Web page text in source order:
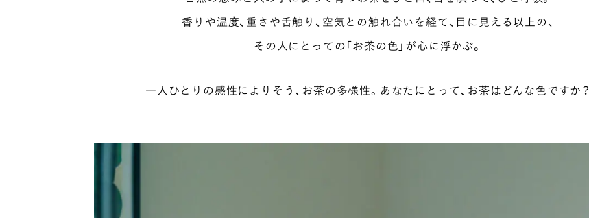
香りや温度、重さや舌触り、空気との触れ合いを経て、目に見える以上の、
その人にとっての「お茶の色」が心に浮かぶ。
一人ひとりの感性によりそう、お茶の多様性。あなたにとって、お茶はどんな色ですか？